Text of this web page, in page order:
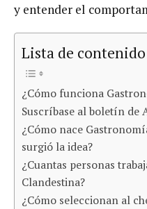
y entender el
Lista de contenido
¿Cómo funciona
Suscríbase al boletín de
¿Cómo nace
surgió la idea?
¿Cuantas personas
Clandestina?
¿Cómo seleccionan al